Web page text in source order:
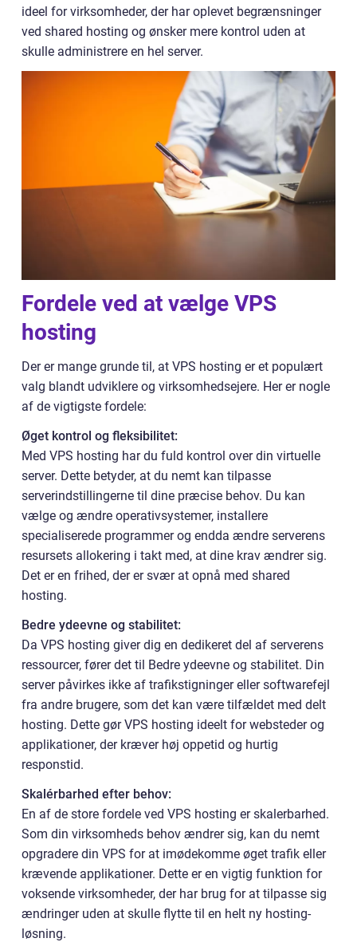
ideel for virksomheder, der har oplevet begrænsninger
ved shared hosting og ønsker mere kontrol uden at
skulle administrere en hel server.
Fordele ved at vælge VPS
hosting
Der er mange grunde til, at VPS hosting er et populært
valg blandt udviklere og virksomhedsejere. Her er nogle
af de vigtigste fordele:
Øget kontrol og fleksibilitet:
Med VPS hosting har du fuld kontrol over din virtuelle
server. Dette betyder, at du nemt kan tilpasse
serverindstillingerne til dine præcise behov. Du kan
vælge og ændre operativsystemer, installere
specialiserede programmer og endda ændre serverens
resursets allokering i takt med, at dine krav ændrer sig.
Det er en frihed, der er svær at opnå med shared
hosting.
Bedre ydeevne og stabilitet:
Da VPS hosting giver dig en dedikeret del af serverens
ressourcer, fører det til Bedre ydeevne og stabilitet. Din
server påvirkes ikke af trafikstigninger eller softwarefejl
fra andre brugere, som det kan være tilfældet med delt
hosting. Dette gør VPS hosting ideelt for websteder og
applikationer, der kræver høj oppetid og hurtig
responstid.
Skalérbarhed efter behov:
En af de store fordele ved VPS hosting er skalerbarhed.
Som din virksomheds behov ændrer sig, kan du nemt
opgradere din VPS for at imødekomme øget trafik eller
krævende applikationer. Dette er en vigtig funktion for
voksende virksomheder, der har brug for at tilpasse sig
ændringer uden at skulle flytte til en helt ny hosting-
løsning.